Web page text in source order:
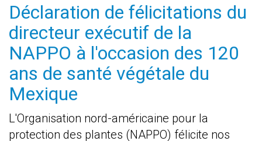
Déclaration de félicitations du
directeur exécutif de la
NAPPO à l'occasion des 120
ans de santé végétale du
Mexique
L'Organisation nord-américaine pour la
protection des plantes (NAPPO) félicite nos